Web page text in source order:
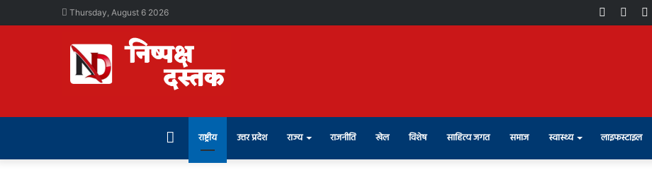
Thursday, August 6 2026 Facebook
राष्ट्रीय उत्तर प्रदेश राज्य राजनीति खेल विशेष साहित्य जगत समाज स्वास्थ्य लाइफस्टाइल